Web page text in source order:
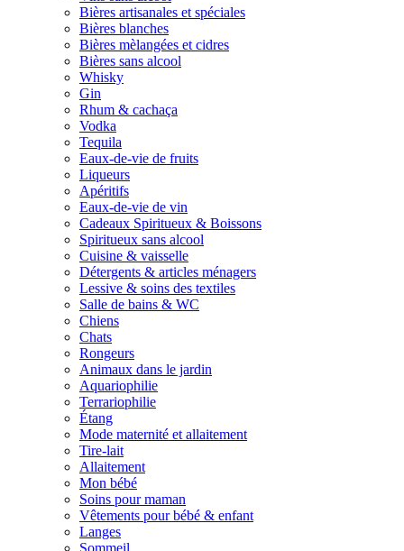
Bières artisanales et spéciales
Bières blanches
Bières mèlangées et cidres
Bières sans alcool
Whisky
Gin
Rhum & cachaça
Vodka
Tequila
Eaux-de-vie de fruits
Liqueurs
Apéritifs
Eaux-de-vie de vin
Cadeaux Spiritueux & Boissons
Spiritueux sans alcool
Cuisine & vaisselle
Détergents & articles ménagers
Lessive & soins des textiles
Salle de bains & WC
Chiens
Chats
Rongeurs
Animaux dans le jardin
Aquariophilie
Terrariophilie
Étang
Mode maternité et allaitement
Tire-lait
Allaitement
Mon bébé
Soins pour maman
Vêtements pour bébé & enfant
Langes
Sommeil